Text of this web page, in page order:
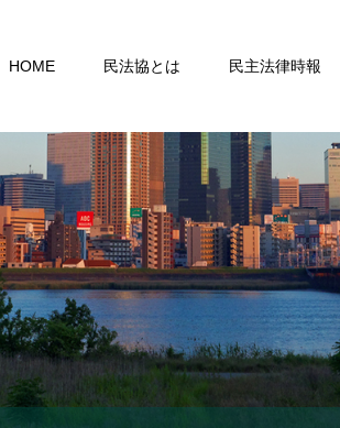
HOME 民法協とは 民主法律時報